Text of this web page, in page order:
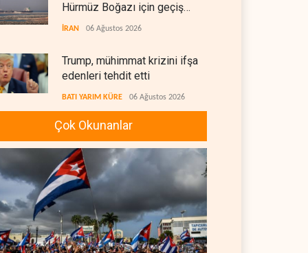
Hürmüz Boğazı için geçiş
koridorlarında anlaştı
İRAN 06 Ağustos 2026
Trump, mühimmat krizini ifşa
edenleri tehdit etti
BATI YARIM KÜRE 06 Ağustos 2026
Demokratlar: Trump Batı
Şeria'da işgalci yerleşimcilere
cezasızlık sağladı
BATI YARIM KÜRE 06 Ağustos 2026
İsrail, beyin göçünde rekora
koşuyor
İSRAİL 06 Ağustos 2026
Çok Okunanlar